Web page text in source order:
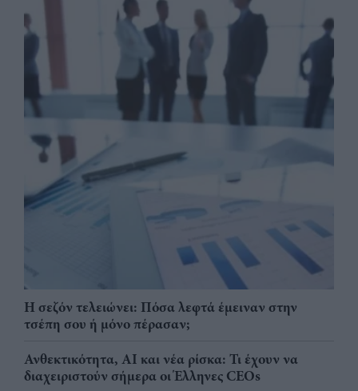
Η σεζόν τελειώνει: Πόσα λεφτά έμειναν στην
τσέπη σου ή μόνο πέρασαν;
Ανθεκτικότητα, AI και νέα ρίσκα: Τι έχουν να
διαχειριστούν σήμερα οι Έλληνες CEOs